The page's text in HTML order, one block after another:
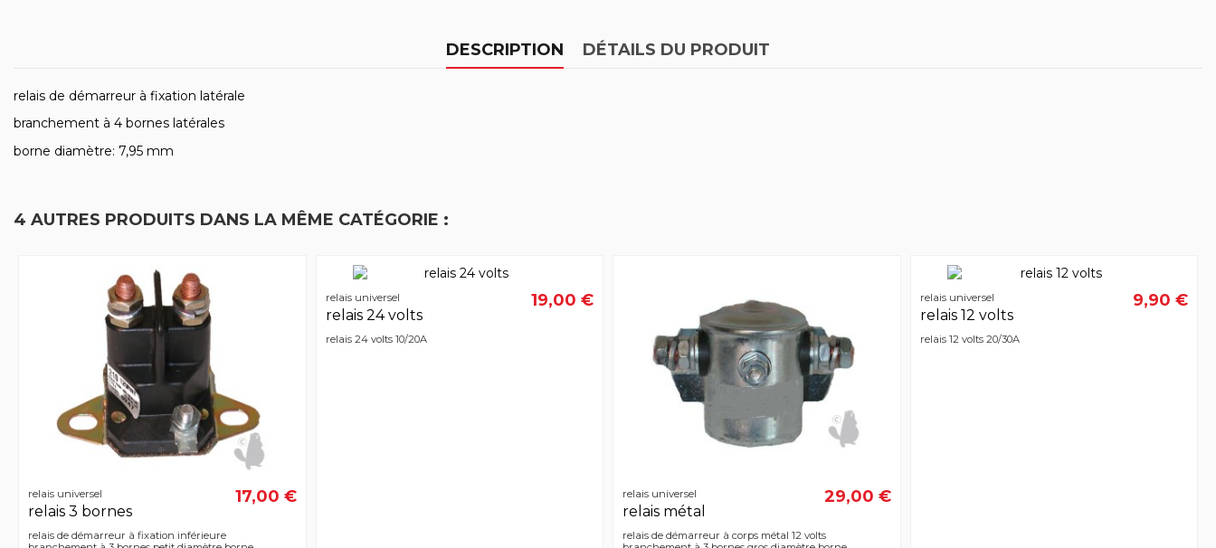
DESCRIPTION DÉTAILS DU PRODUIT
relais de démarreur à fixation latérale
branchement à 4 bornes latérales
borne diamètre: 7,95 mm
4 AUTRES PRODUITS DANS LA MÊME CATÉGORIE :
relais universel
relais 3 bornes
17,00 €
relais de démarreur à fixation inférieure
relais universel
relais 24 volts
19,00 €
relais 24 volts 10/20A
relais universel
relais métal
29,00 €
relais de démarreur à corps métal 12 volts
relais universel
relais 12 volts
9,90 €
relais 12 volts 20/30A